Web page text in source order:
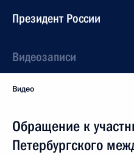
Президент России
Видеозаписи
Видео
Обращение к
Петербургского